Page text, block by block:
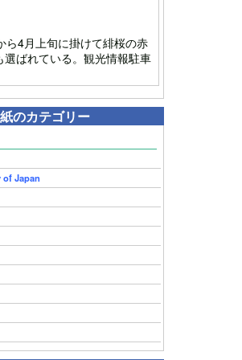
ら4月上旬に掛けて緋桜の赤
ばれている。観光情報駐車
のカテゴリー
of Japan